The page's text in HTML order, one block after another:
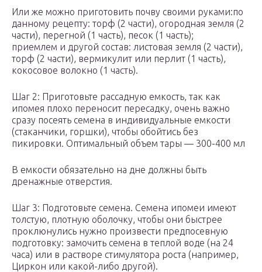
Или же можно приготовить почву своими руками:по
данному рецепту: торф (2 части), огородная земля (2
части), перегной (1 часть), песок (1 часть);
приемлем и другой состав: листовая земля (2 части),
торф (2 части), вермикулит или перлит (1 часть),
кокосовое волокно (1 часть).
Шаг 2: Приготовьте рассадную емкость, так как
ипомея плохо переносит пересадку, очень важно
сразу посеять семена в индивидуальные емкости
(стаканчики, горшки), чтобы обойтись без
пикировки. Оптимальный объем тары — 300-400 мл
В емкости обязательно на дне должны быть
дренажные отверстия.
Шаг 3: Подготовьте семена. Семена ипомеи имеют
толстую, плотную оболочку, чтобы они быстрее
проклюнулись нужно произвести предпосевную
подготовку: замочить семена в теплой воде (на 24
часа) или в растворе стимулятора роста (например,
Циркон или какой-либо другой).